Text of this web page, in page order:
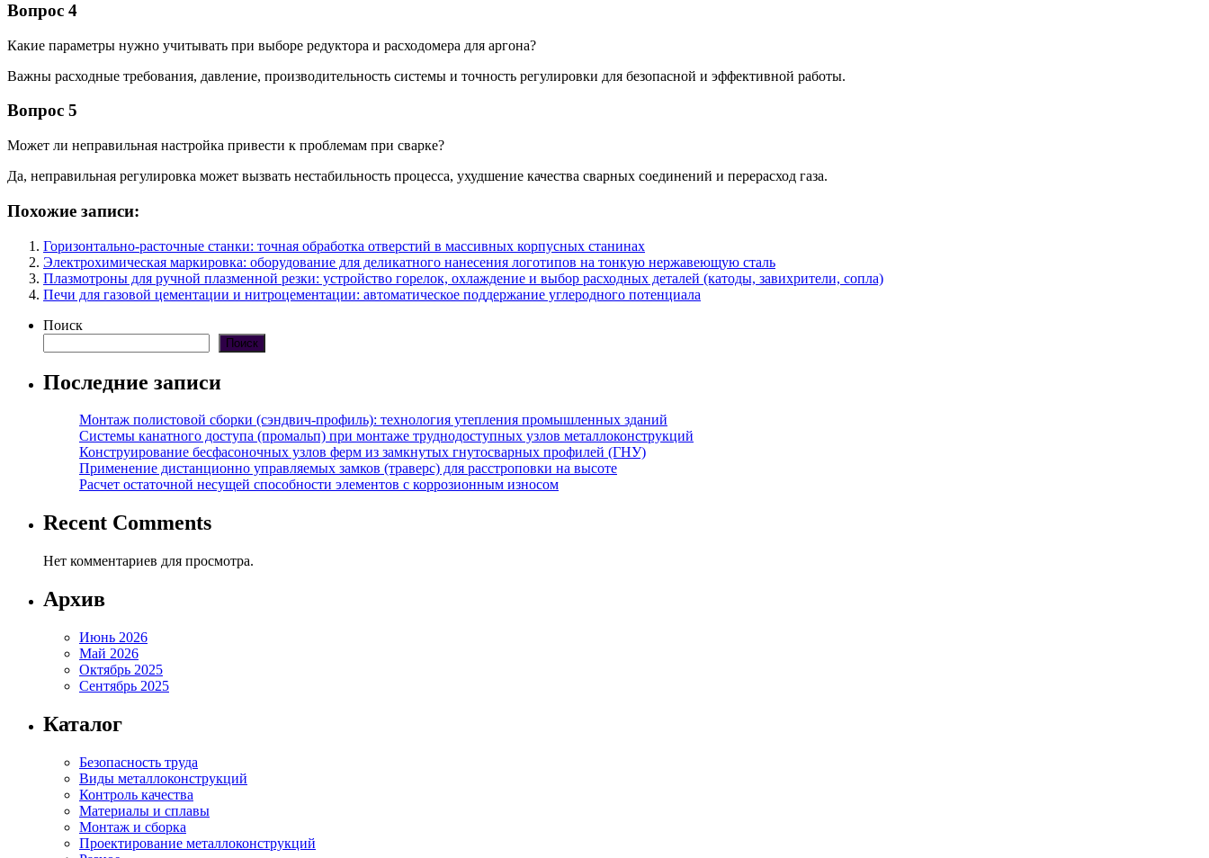
Вопрос 4
Какие параметры нужно учитывать при выборе редуктора и расходомера для аргона?
Важны расходные требования, давление, производительность системы и точность регулировки для безопасной и эффективной работы.
Вопрос 5
Может ли неправильная настройка привести к проблемам при сварке?
Да, неправильная регулировка может вызвать нестабильность процесса, ухудшение качества сварных соединений и перерасход газа.
Похожие записи:
Горизонтально-расточные станки: точная обработка отверстий в массивных корпусных станинах
Электрохимическая маркировка: оборудование для деликатного нанесения логотипов на тонкую нержавеющую сталь
Плазмотроны для ручной плазменной резки: устройство горелок, охлаждение и выбор расходных деталей (катоды, завихрители, сопла)
Печи для газовой цементации и нитроцементации: автоматическое поддержание углеродного потенциала
Поиск
Поиск
Последние записи
Монтаж полистовой сборки (сэндвич-профиль): технология утепления промышленных зданий
Системы канатного доступа (промальп) при монтаже труднодоступных узлов металлоконструкций
Конструирование бесфасоночных узлов ферм из замкнутых гнутосварных профилей (ГНУ)
Применение дистанционно управляемых замков (траверс) для расстроповки на высоте
Расчет остаточной несущей способности элементов с коррозионным износом
Recent Comments
Нет комментариев для просмотра.
Архив
Июнь 2026
Май 2026
Октябрь 2025
Сентябрь 2025
Каталог
Безопасность труда
Виды металлоконструкций
Контроль качества
Материалы и сплавы
Монтаж и сборка
Проектирование металлоконструкций